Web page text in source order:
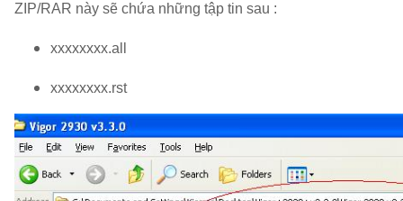
ZIP/RAR này sẽ chứa những tập tin sau :
xxxxxxxx.all
xxxxxxxx.rst